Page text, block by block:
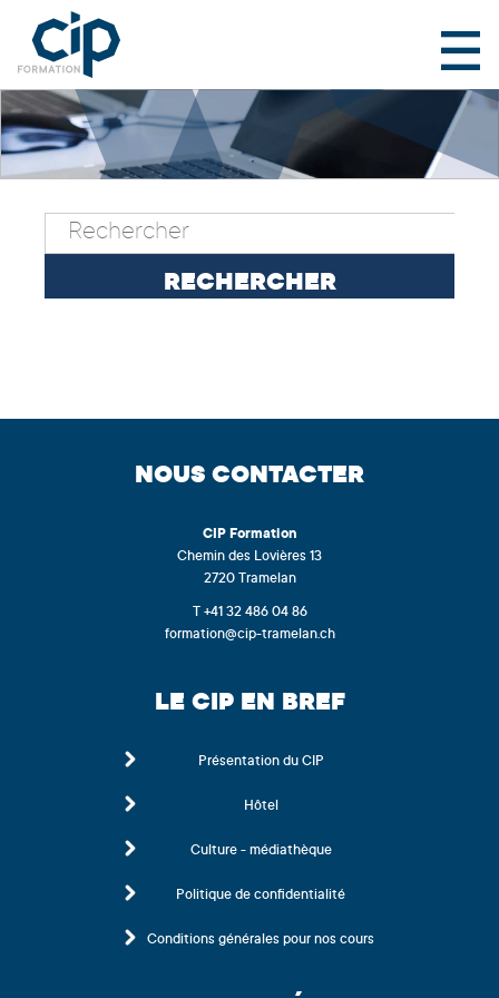
NOUS CONTACTER
CIP Formation
Chemin des Lovières 13
2720 Tramelan
T +41 32 486 04 86
formation@cip-tramelan.ch
LE CIP EN BREF
Présentation du CIP
Hôtel
Culture - médiathèque
Politique de confidentialité
Conditions générales pour nos cours